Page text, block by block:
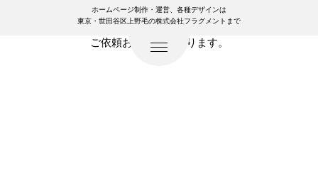
ホームページ制作・運営、各種デザインは
東京・世田谷区上野毛の株式会社フラグメントまで
フラグメントの制作実績をまとめました。
ご依頼お待ちしております。